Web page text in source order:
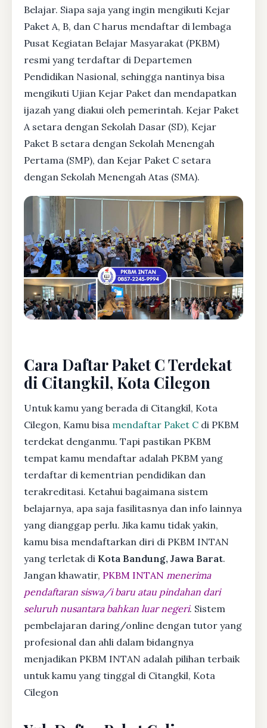
Belajar. Siapa saja yang ingin mengikuti Kejar
Paket A, B, dan C harus mendaftar di lembaga
Pusat Kegiatan Belajar Masyarakat (PKBM)
resmi yang terdaftar di Departemen
Pendidikan Nasional, sehingga nantinya bisa
mengikuti Ujian Kejar Paket dan mendapatkan
ijazah yang diakui oleh pemerintah. Kejar Paket
A setara dengan Sekolah Dasar (SD), Kejar
Paket B setara dengan Sekolah Menengah
Pertama (SMP), dan Kejar Paket C setara
dengan Sekolah Menengah Atas (SMA).
Cara Daftar Paket C Terdekat
di Citangkil, Kota Cilegon
Untuk kamu yang berada di Citangkil, Kota
Cilegon, Kamu bisa mendaftar Paket C di PKBM
terdekat denganmu. Tapi pastikan PKBM
tempat kamu mendaftar adalah PKBM yang
terdaftar di kementrian pendidikan dan
terakreditasi. Ketahui bagaimana sistem
belajarnya, apa saja fasilitasnya dan info lainnya
yang dianggap perlu. Jika kamu tidak yakin,
kamu bisa mendaftarkan diri di PKBM INTAN
yang terletak di Kota Bandung, Jawa Barat.
Jangan khawatir, PKBM INTAN menerima
pendaftaran siswa/i baru atau pindahan dari
seluruh nusantara bahkan luar negeri. Sistem
pembelajaran daring/online dengan tutor yang
profesional dan ahli dalam bidangnya
menjadikan PKBM INTAN adalah pilihan terbaik
untuk kamu yang tinggal di Citangkil, Kota
Cilegon